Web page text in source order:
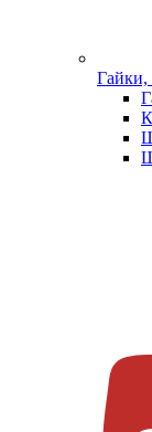
Гайки,